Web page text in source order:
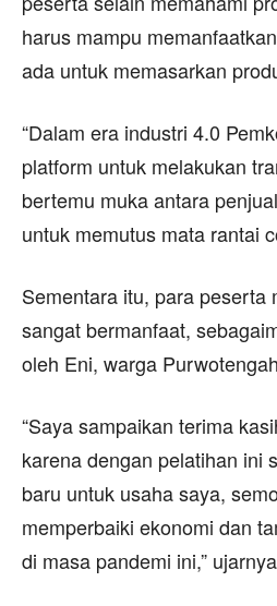
harus mampu
ada untuk memasarkan
“Dalam era industri 4.0
platform untuk melakukan
bertemu muka antara
untuk memutus mata rantai
Sementara itu, para peserta
sangat bermanfaat,
oleh Eni, warga
“Saya sampaikan terima
karena dengan pelatihan ini
baru untuk usaha saya,
memperbaiki ekonomi dan
di masa pandemi ini,”